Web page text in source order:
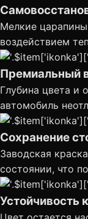
Мелкие
воздействием
Премиальный
Глубина цвета и
автомобиль
Сохранение
Заводская
состоянии, что
Устойчивость